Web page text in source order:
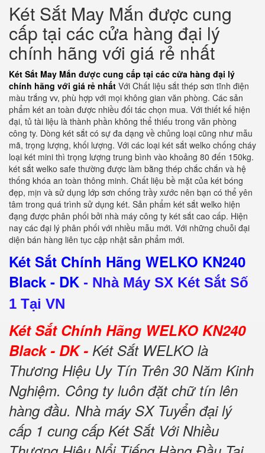
Két Sắt May Mắn được cung
cấp tại các cửa hàng đại lý
chính hãng với giá rẻ nhất
Két Sắt May Mắn được cung cấp tại các cửa hàng đại lý
chính hãng với giá rẻ nhất Với Chất liệu sắt thép sơn tĩnh điện
màu trắng vv, phù hợp với mọi không gian văn phòng. Các sản
phẩm két an toàn được nhiều đối tác chọn mua. Với thiết kế hiện
đại, tủ tài liệu là thành phần không thể thiếu trong văn phòng
công ty. Dòng két sắt có sự đa dạng về chủng loại cũng như mẫu
mã, trọng lượng, khối lượng. Với các loại két sắt welko chống cháy
loại két mini thì trọng lượng trung bình vào khoảng 80 đến 150kg.
két sắt welko safe thường được làm bằng thép chắc chắn và hệ
thống khóa an toàn thông minh. Chất liệu bề mặt của két bóng
đẹp, mịn và sử dụng lớp sơn chống trầy xước nên bạn có thể yên
tâm trong quá trình sử dụng két. Sản phẩm két sắt welko hiện
đạng được phân phối bởi nhà máy công ty két sắt cao cấp. Hiện
nay các đại lý phân phối với nhiều mẫu mới. Với những chuỗi đại
diện bán hàng liên tục cập nhật sản phẩm mới.
Két Sắt Chính Hãng WELKO KN240
Black - DK - Nhà Máy SX Két Sắt Số
1 Tại VN
Két Sắt Chính Hãng WELKO KN240
Black - DK - Két Sắt WELKO là
Thương Hiệu Uy Tín Trên 30 Năm Kinh
Nghiệm. Công ty luôn đặt chữ tín lên
hàng đầu. Nhà máy SX Tuyển đại lý
cấp 1 cung cấp Két Sắt Với Nhiều